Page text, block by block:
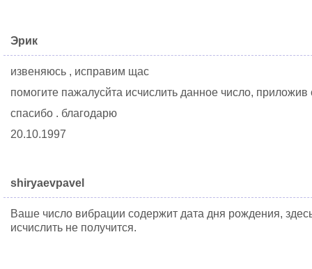
Эрик
извеняюсь , исправим щас
помогите пажалусйта исчислить данное число,
спасибо . благодарю
20.10.1997
shiryaevpavel
Ваше число вибрации содержит дата дня рождения,
исчислить не получится.